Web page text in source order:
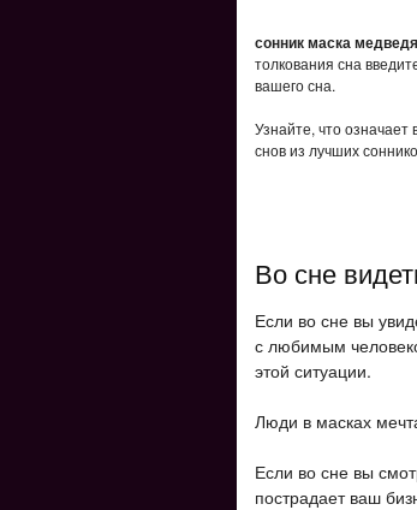
сонник маска медведя
толкования сна
вашего сна.
Узнайте, что означает
снов из лучших
Во сне
Если во сне вы
с любимым
этой ситуации.
Люди в масках
Если во сне вы
пострадает ваш